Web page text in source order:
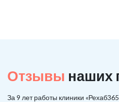
Отзывы наших
За 9 лет работы клиники